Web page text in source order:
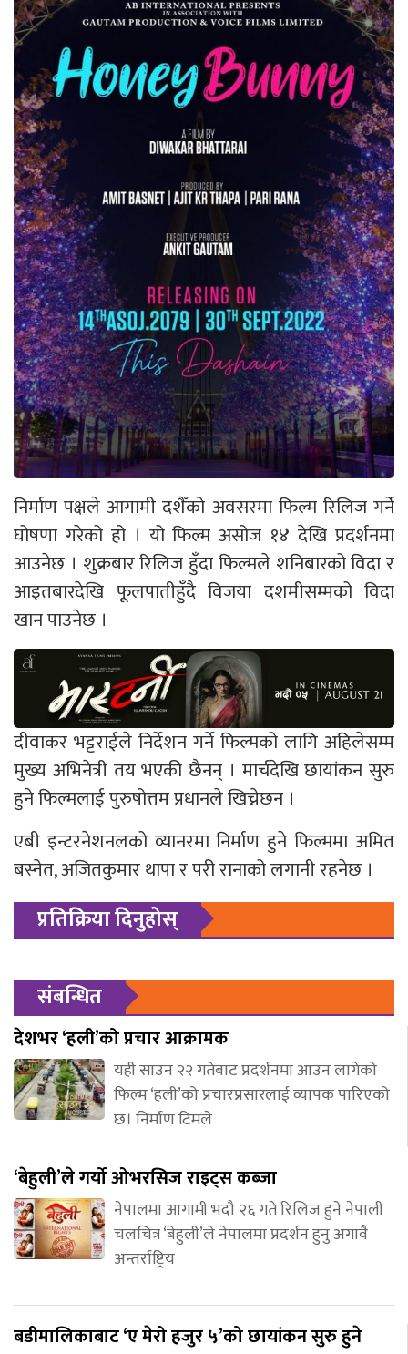
निर्माण पक्षले आगामी दशैँको अवसरमा फिल्म रिलिज गर्ने
घोषणा गरेको हो । यो फिल्म असोज १४ देखि प्रदर्शनमा
आउनेछ । शुक्रबार रिलिज हुँदा फिल्मले शनिबारको विदा र
आइतबारदेखि फूलपातीहुँदै विजया दशमीसम्मको विदा
खान पाउनेछ ।
दीवाकर भट्टराईले निर्देशन गर्ने फिल्मको लागि अहिलेसम्म
मुख्य अभिनेत्री तय भएकी छैनन् । मार्चदेखि छायांकन सुरु
हुने फिल्मलाई पुरुषोत्तम प्रधानले खिच्नेछन ।
एबी इन्टरनेशनलको व्यानरमा निर्माण हुने फिल्ममा अमित
बस्नेत, अजितकुमार थापा र परी रानाको लगानी रहनेछ ।
प्रतिक्रिया दिनुहोस्
संबन्धित
देशभर ‘हली’को प्रचार आक्रामक
यही साउन २२ गतेबाट प्रदर्शनमा आउन लागेको
फिल्म ‘हली’को प्रचारप्रसारलाई व्यापक पारिएको
छ। निर्माण टिमले
‘बेहुली’ले गर्यो ओभरसिज राइट्स कब्जा
नेपालमा आगामी भदौ २६ गते रिलिज हुने नेपाली
चलचित्र ‘बेहुली’ले नेपालमा प्रदर्शन हुनु अगावै
अन्तर्राष्ट्रिय
बडीमालिकाबाट ‘ए मेरो हजुर ५’को छायांकन सुरु हुने